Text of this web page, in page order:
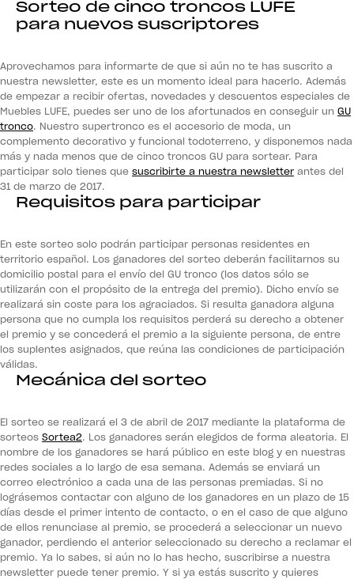
Sorteo de cinco troncos LUFE
para nuevos suscriptores
Aprovechamos para informarte de que si aún no te has suscrito a
nuestra newsletter, este es un momento ideal para hacerlo. Además
de empezar a recibir ofertas, novedades y descuentos especiales de
Muebles LUFE, puedes ser uno de los afortunados en conseguir un GU
tronco. Nuestro supertronco es el accesorio de moda, un
complemento decorativo y funcional todoterreno, y disponemos nada
más y nada menos que de cinco troncos GU para sortear. Para
participar solo tienes que suscribirte a nuestra newsletter antes del
31 de marzo de 2017.
Requisitos para participar
En este sorteo solo podrán participar personas residentes en
territorio español. Los ganadores del sorteo deberán facilitarnos su
domicilio postal para el envío del GU tronco (los datos sólo se
utilizarán con el propósito de la entrega del premio). Dicho envío se
realizará sin coste para los agraciados. Si resulta ganadora alguna
persona que no cumpla los requisitos perderá su derecho a obtener
el premio y se concederá el premio a la siguiente persona, de entre
los suplentes asignados, que reúna las condiciones de participación
válidas.
Mecánica del sorteo
El sorteo se realizará el 3 de abril de 2017 mediante la plataforma de
sorteos Sortea2. Los ganadores serán elegidos de forma aleatoria. El
nombre de los ganadores se hará público en este blog y en nuestras
redes sociales a lo largo de esa semana. Además se enviará un
correo electrónico a cada una de las personas premiadas. Si no
lográsemos contactar con alguno de los ganadores en un plazo de 15
días desde el primer intento de contacto, o en el caso de que alguno
de ellos renunciase al premio, se procederá a seleccionar un nuevo
ganador, perdiendo el anterior seleccionado su derecho a reclamar el
premio. Ya lo sabes, si aún no lo has hecho, suscribirse a nuestra
newsletter puede tener premio. Y si ya estás suscrito y quieres